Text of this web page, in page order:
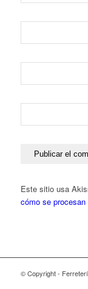
Este sitio usa
cómo se
© Copyright -